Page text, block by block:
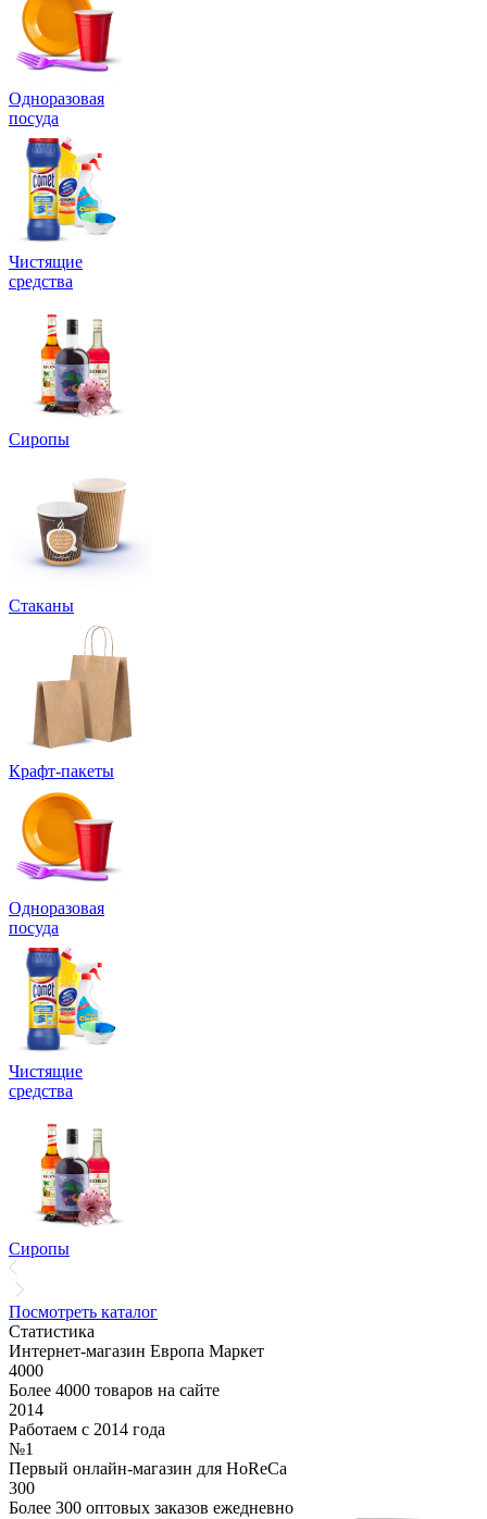
Одноразовая
посуда
Чистящие
средства
Сиропы
Стаканы
Крафт-пакеты
Одноразовая
посуда
Чистящие
средства
Сиропы
Посмотреть каталог
Статистика
Интернет-магазин Европа Маркет
4000
Более 4000 товаров на сайте
2014
Работаем с 2014 года
№1
Первый онлайн-магазин для HoReCa
300
Более 300 оптовых заказов ежедневно